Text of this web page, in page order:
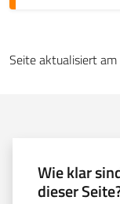
Seite aktualisiert
Wie klar
dieser